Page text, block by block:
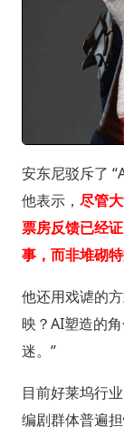
安东尼驳斥了
他表示， 尽管
票房反馈已经
事，而非堆砌
他还用戏谑的
映？AI塑造的
迷。”
目前好莱坞行
编剧群体普遍